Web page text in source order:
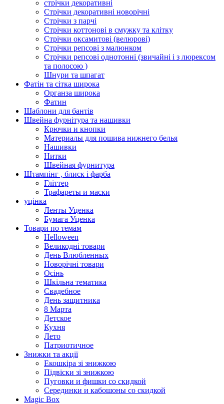
стрічки декоративні
Стрічки декоративні новорічні
Стрічки з парчі
Стрічки коттонові в смужку та клітку
Стрічки оксамитові (велюрові)
Стрічки репсові з малюнком
Стрічки репсові однотонні (звичайні і з люрексом
та полосою )
Шнури та шпагат
Фатін та сітка широка
Органза широка
Фатин
Шаблони для бантів
Швейна фурнітура та нашивки
Крючки и кнопки
Материалы для пошива нижнего белья
Нашивки
Нитки
Швейная фурнитура
Штампінг , блиск і фарба
Гліттер
Трафареты и маски
уцінка
Ленты Уценка
Бумага Уценка
Товари по темам
Helloween
Великодні товари
День Влюбленных
Новорічні товари
Осінь
Шкільна тематика
Свадебное
День защитника
8 Марта
Детское
Кухня
Лето
Патриотичное
Знижки та акції
Екошкіра зі знижкою
Підвіски зі знижкою
Пуговки и фишки со скидкой
Серединки и кабошоны со скидкой
Magic Box